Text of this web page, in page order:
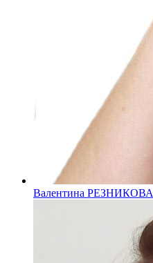
Валентина РЕЗНИКОВА